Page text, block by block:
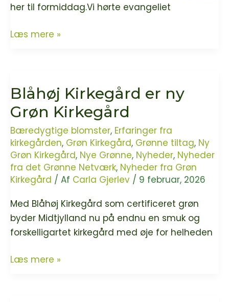
her til formiddag.Vi hørte evangeliet
Mindre
Læs mere »
Blåhøj Kirkegård er ny
Grøn Kirkegård
Bæredygtige blomster, Erfaringer fra
kirkegården, Grøn Kirkegård, Grønne tiltag, Ny
Grøn Kirkegård, Nye Grønne, Nyheder, Nyheder
fra det Grønne Netværk, Nyheder fra Grøn
Kirkegård / Af Carla Gjerlev / 9 februar, 2026
Med Blåhøj Kirkegård som certificeret grøn
byder Midtjylland nu på endnu en smuk og
forskelligartet kirkegård med øje for helheden
Blåhøj
Læs mere »